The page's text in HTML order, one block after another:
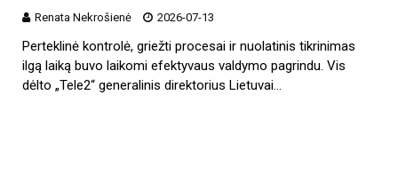
Renata Nekrošienė 2026-07-13
Perteklinė kontrolė, griežti procesai ir nuolatinis tikrinimas
ilgą laiką buvo laikomi efektyvaus valdymo pagrindu. Vis
dėlto „Tele2“ generalinis direktorius Lietuvai…